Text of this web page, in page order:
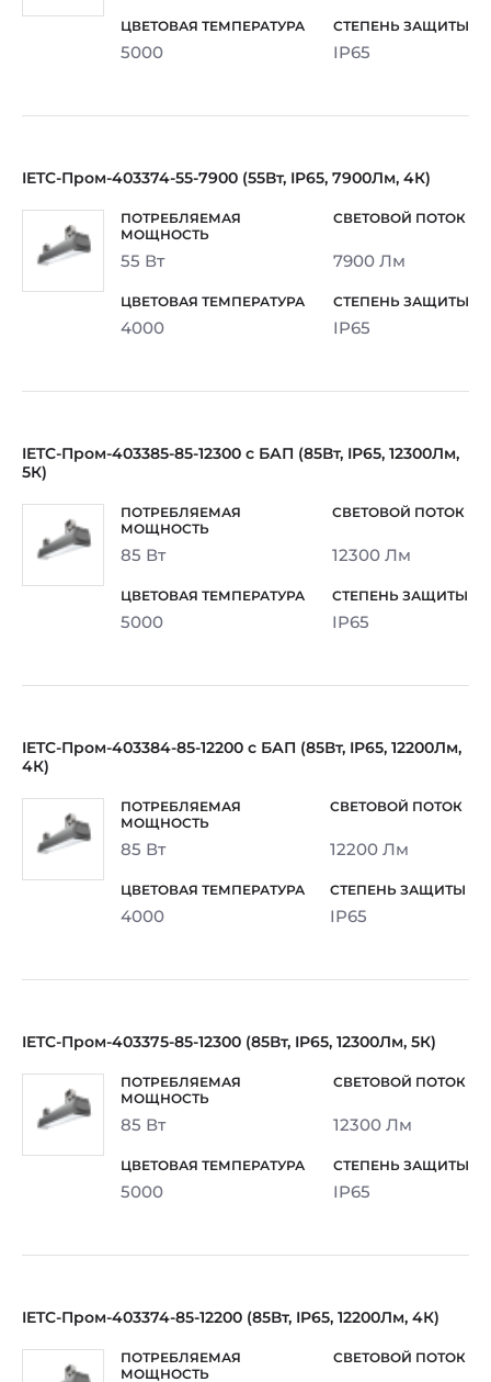
5000 IP65
IETC-Пром-403374-55-7900 (55Вт, IP65, 7900Лм, 4К)
55 Вт 7900 Лм
4000 IP65
IETC-Пром-403385-85-12300 с БАП (85Вт, IP65, 12300Лм,
5К)
85 Вт 12300 Лм
5000 IP65
IETC-Пром-403384-85-12200 с БАП (85Вт, IP65, 12200Лм,
4К)
85 Вт 12200 Лм
4000 IP65
IETC-Пром-403375-85-12300 (85Вт, IP65, 12300Лм, 5К)
85 Вт 12300 Лм
5000 IP65
IETC-Пром-403374-85-12200 (85Вт, IP65, 12200Лм, 4К)